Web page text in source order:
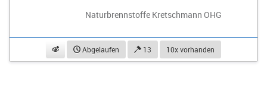
Naturbrennstoffe Kretschmann OHG
beobachtenAbgelaufen 13 10x vorhanden